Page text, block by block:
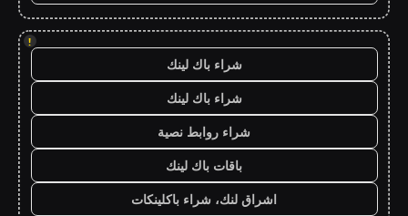
!
شراء باك لينك
شراء باك لينك
شراء روابط نصية
باقات باك لينك
اشراق لنك، شراء باكلينكات